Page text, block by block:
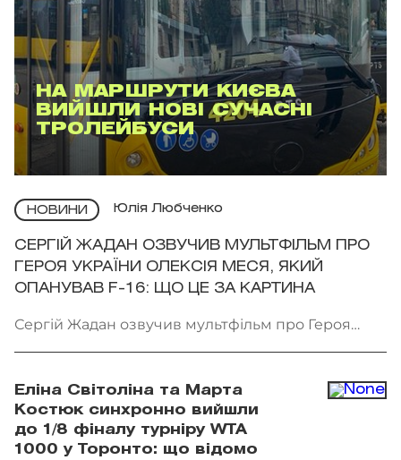
НА МАРШРУТИ КИЄВА
ВИЙШЛИ НОВІ СУЧАСНІ
ТРОЛЕЙБУСИ
НОВИНИ Юлія Любченко
СЕРГІЙ ЖАДАН ОЗВУЧИВ МУЛЬТФІЛЬМ ПРО
ГЕРОЯ УКРАЇНИ ОЛЕКСІЯ МЕСЯ, ЯКИЙ
ОПАНУВАВ F-16: ЩО ЦЕ ЗА КАРТИНА
Сергій Жадан озвучив мультфільм про Героя
Еліна Світоліна та Марта
Костюк синхронно вийшли
до 1/8 фіналу турніру WTA
1000 у Торонто: що відомо